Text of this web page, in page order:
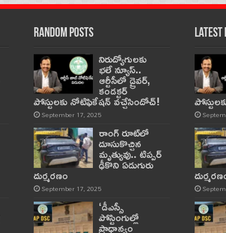
Random Posts
నిరుద్యోగులకు
భలే న్యూస్..
ఆర్టీసీలో డ్రైవర్,
కండక్టర్‌
పోస్టులకు నోటిఫికేషన్‌ వచ్చేసిందోచ్‌!
September 17, 2025
రాంగ్ రూట్‌లో
దూసుకొచ్చిన
మృత్యువు.. టిప్పర్
ఢీకొని ఏడుగురు
దుర్మరణం
September 17, 2025
‘డీఎస్సీ
పోస్టింగుల్లో
ప్రాధాన్యం
Latest